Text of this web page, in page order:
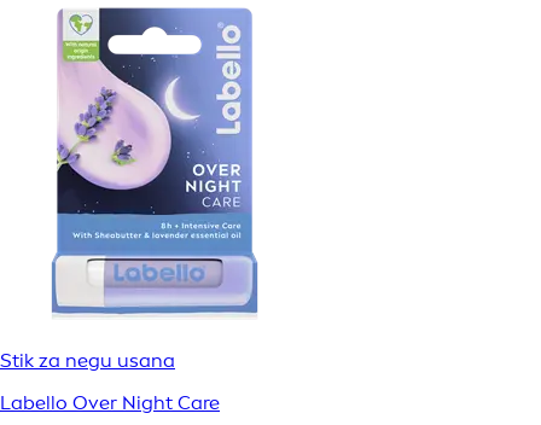
Stik za negu usana
Labello Over Night Care